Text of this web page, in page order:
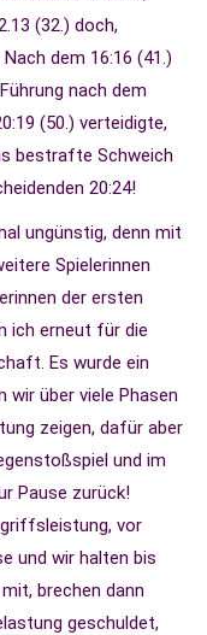
(32.) doch,
dem 16:16 (41.)
nach dem
(50.) verteidigte,
bestrafte Schweich
20:24!
ungünstig, denn mit
Spielerinnen
der ersten
ich erneut für die
Es wurde ein
wir über viele Phasen
zeigen, dafür aber
und im
Pause zurück!
vor
und wir halten bis
brechen dann
geschuldet,